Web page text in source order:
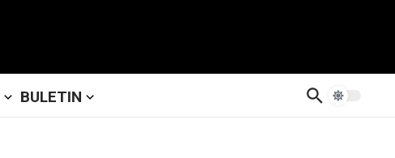
BULETIN